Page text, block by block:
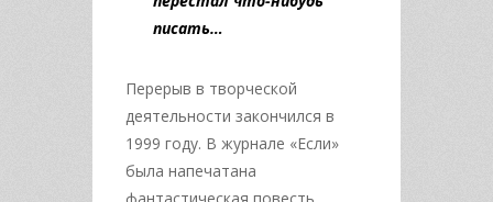
писать…
Перерыв в творческой
деятельности закончился в
1999 году. В журнале «Если»
была напечатана